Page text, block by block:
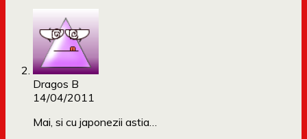
Dragos B
14/04/2011
Mai, si cu japonezii astia…